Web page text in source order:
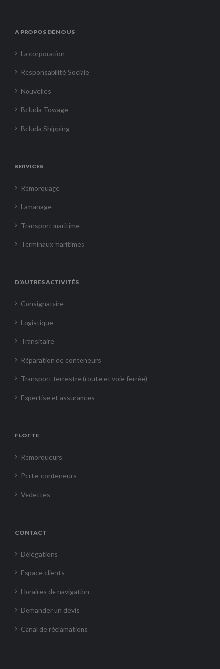
A PROPOS DE NOUS
La corporation
Responsabilité Sociale
Nouvelles
Boluda Towage
Boluda Shipping
SERVICES
Remorquage
Lamanage
Transport maritime
Terminaux maritimes
D’AUTRES ACTIVITÉS
Consignataire
Logistique
Transitaire
Réparation de conteneurs
Transport terrestre (route et voie ferrée)
Expertise et assurances
FLOTTE
Remorqueurs
Porte-conteneurs
Vedettes
CONTACT
Délégations
Espace clients
Horaires de navigation
Demander un devis
Canal de réclamations